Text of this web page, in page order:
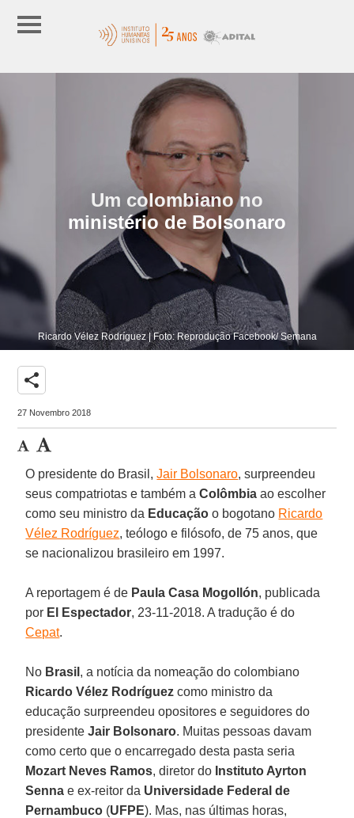
Um colombiano no
ministério de Bolsonaro
Ricardo Vélez Rodríguez | Foto: Reprodução Facebook/ Semana
share
27 Novembro 2018
O presidente do Brasil,Jair Bolsonaro, surpreendeu
seus compatriotas e também aColômbia ao escolher
como seu ministro da Educação o bogotano Ricardo
Vélez Rodríguez, teólogo e filósofo, de 75 anos, que
se nacionalizou brasileiro em 1997.
A reportagem é de Paula Casa Mogollón, publicada
por El Espectador, 23-11-2018. A tradução é do
Cepat.
No Brasil , a notícia da nomeação do colombiano
Ricardo Vélez Rodríguez como ministro da
educação surpreendeu opositores e seguidores do
presidenteJair Bolsonaro. Muitas pessoas davam
como certo que o encarregado desta pasta seria
Mozart Neves Ramos, diretor do Instituto Ayrton
Senna e ex-reitor da Universidade Federal de
Pernambuco (UFPE). Mas, nas últimas horas,